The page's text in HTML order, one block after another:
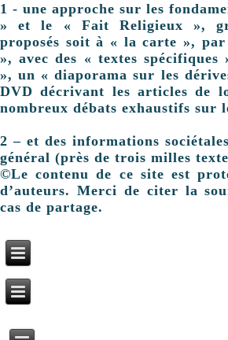
1 - une approche sur les
» et le « Fait Religieux »,
proposés soit à « la carte », par
», avec des « textes spécifiques
», un « diaporama sur les
DVD décrivant les articles de
nombreux débats exhaustifs sur
2 – et des informations
général (près de trois milles
©Le contenu de ce site est
d’auteurs. Merci de citer la
cas de partage.